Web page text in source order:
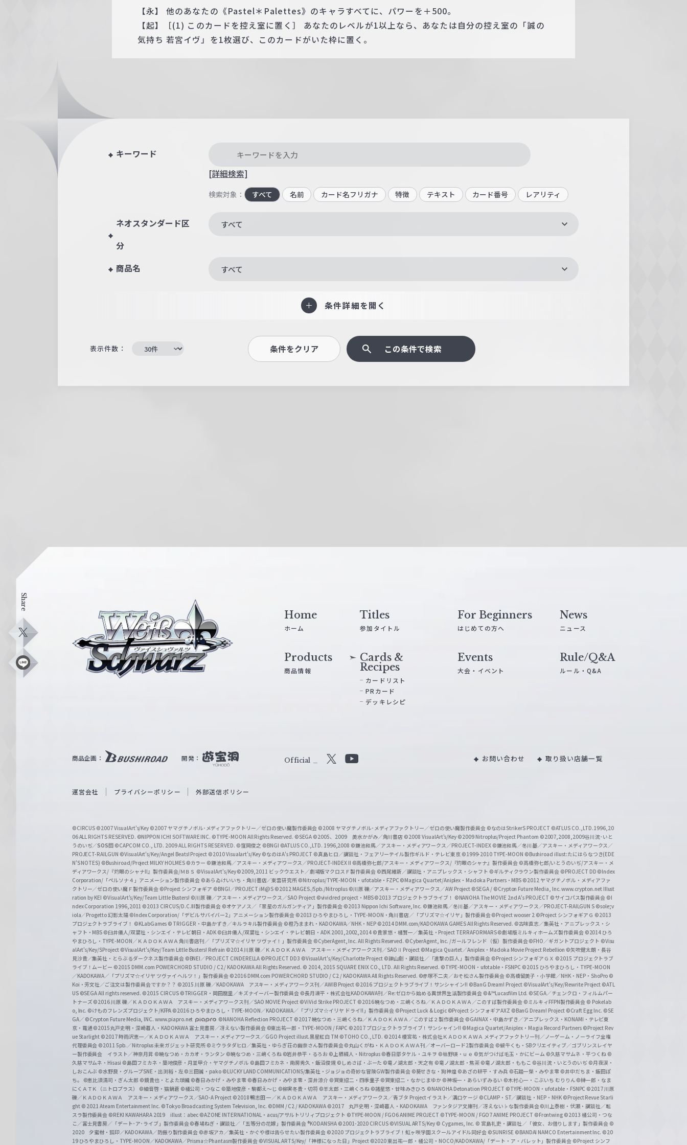
【永】 他のあなたの《Pastel＊Palettes》のキャラすべてに、パワーを＋500。
【起】［(1) このカードを控え室に置く］ あなたのレベルが1以上なら、あなたは自分の控え室の「誠の
気持ち 若宮イヴ」を1枚選び、このカードがいた枠に置く。
キーワード
[詳細検索]
検索対象： すべて 名前 カード名フリガナ 特徴 テキスト カード番号 レアリティ
ネオスタンダード区
分
すべて
商品名 すべて
条件詳細を開く
表示件数： 条件をクリア この条件で検索
Share
X
L
ス
W
i
c
h
w
a
r
z
Home
ホーム
Titles
参加タイトル
For Beginners
はじめての方へ
News
ニュース
Products
商品情報
Cards &
Recipes
カードリスト
PRカード
デッキレシピ
Events
大会・イベント
Rule/Q&A
ルール・Q&A
商品企画： 開発： Official
Y
b
e
O
f
f
i
c
i
a
l
C
h
a
n
n
e
l
お問い合わせ 取り扱い店舗一覧
運営会社 プライバシーポリシー 外部送信ポリシー
©CIRCUS ©2007 VisualArt's/Key ©2007 ヤマグチノボル･メディアファクトリー／ゼロの使い魔製作委員会 ©2008 ヤマグチノボル･メディアファクトリー／ゼロの使い魔製作委員会 ©なのはStrikerS PROJECT ©ATLUS CO.,LTD.1996,20
06 ALL RIGHTS RESERVED. ©NIPPON ICHI SOFTWARE INC. ©TYPE-MOON All Rights Reserved. ©SEGA ©2005、2009 美水かがみ／角川書店 ©2008 VisualArt's/Key ©2009 Nitroplus/Project Phantom ©2007,2008,2009谷川流･いと
うのいぢ／SOS団 ©CAPCOM CO., LTD. 2009 ALL RIGHTS RESERVED. ©窪岡俊之 ©BNGI ©ATLUS CO.,LTD. 1996,2008 ©鎌池和馬／アスキー・メディアワークス／PROJECT-INDEX ©鎌池和馬／冬川基／アスキー・メディアワークス／
PROJECT-RAILGUN ©VisualArt's/Key/Angel Beats! Project ©2010 Visualart's/Key ©なのはA's PROJECT ©真島ヒロ／講談社・フェアリーテイル製作ギルド・テレビ東京 ©1999-2010 TYPE-MOON ©Bushiroad illust:たにはらなつき(EDE
N'S NOTES) ©Bushiroad/Project MILKY HOLMES ©カラー ©鎌池和馬／アスキー・メディアワークス／PROJECT-INDEX II ©高橋弥七郎/アスキー・メディアワークス/『灼眼のシャナ』製作委員会 ©高橋弥七郎/いとうのいぢ/アスキー・メ
ディアワークス/『灼眼のシャナII』製作委員会/ＭＢＳ ©VisualArt's/Key©2009,2011 ビックウエスト／劇場版マクロスＦ製作委員会 ©西尾維新／講談社・アニプレックス・シャフト ©ギルティクラウン製作委員会 ©PROJECT DD ©Index
Corporation/「ペルソナ４」アニメーション製作委員会 ©あらゐけいいち・角川書店／東雲研究所 ©Nitroplus/TYPE-MOON・ufotable・FZPC ©Magica Quartet/Aniplex・Madoka Partners・MBS ©2012 ヤマグチノボル・メディアファ
クトリー／ゼロの使い魔Ｆ製作委員会 ©Project シンフォギア ©BNGI／PROJECT iM@S ©2012 MAGES./5pb./Nitroplus ©川原 礫／アスキー・メディアワークス／AW Project ©SEGA / ©Crypton Future Media, Inc. www.crypton.net Illust
ration by KEI ©VisualArt's/Key/Team Little Busters! ©川原 礫／アスキー・メディアワークス／SAO Project ©vividred project・MBS ©2013 プロジェクトラブライブ！ ©NANOHA The MOVIE 2nd A's PROJECT ©サイコパス製作委員会 ©I
ndex Corporation 1996,2011 ©2013 CIRCUS/D.C.III製作委員会 ©オケアノス／「翠星のガルガンティア」製作委員会 ©2013 Nippon Ichi Software, Inc. ©鎌池和馬／冬川基／アスキー・メディアワークス／PROJECT-RAILGUN S ©sole;v
iola／Progetto 幻影太陽 ©Index Corporation/「デビルサバイバー2」アニメーション製作委員会 ©2013 ひろやまひろし・TYPE-MOON・角川書店／「プリズマ☆イリヤ」製作委員会©Project wooser 2 ©Project シンフォギアＧ ©2013
プロジェクトラブライブ！ ©KLabGames © TRIGGER・中島かずき／キルラキル製作委員会 ©橙乃ままれ・KADOKAWA／NHK・NEP ©2014 DMM.com/KADOKAWA GAMES All Rights Reserved. ©古味直志／集英社・アニプレックス・シ
ャフト・MBS ©臼井儀人/双葉社・シンエイ・テレビ朝日・ADK ©臼井儀人/双葉社・シンエイ・テレビ朝日・ADK 2001,2002,2014 ©貴家悠・橘賢一／集英社・Project TERRAFORMARS©劇場版ミルキィホームズ製作委員会 ©2014 ひろ
やまひろし・TYPE-MOON／ＫＡＤＯＫＡＷＡ 角川書店刊／「プリズマ☆イリヤ ツヴァイ！」製作委員会 ©CyberAgent, Inc. All Rights Reserved. ©CyberAgent, Inc. /ガールフレンド（仮）製作委員会©FHO／ギガントプロジェクト ©Visu
alArt's/Key/SProject ©VisualArt's/Key/Team Little Busters! Refrain ©2014 川原 礫／ＫＡＤＯＫＡＷＡ アスキー・メディアワークス刊／SAOⅡ Project ©Magica Quartet／Aniplex・Madoka Movie Project Rebellion ©矢吹健太朗・長谷
見沙貴／集英社・とらぶるダークネス製作委員会 ©BNEI／PROJECT CINDERELLA ©PROJECT DD3 ©VisualArt's/Key/Charlotte Project ©諫山創・講談社／「進撃の巨人」製作委員会 ©Project シンフォギアＧＸ ©2015 プロジェクトラブ
ライブ！ムービー ©2015 DMM.com POWERCHORD STUDIO / C2 / KADOKAWA All Rights Reserved. © 2014, 2015 SQUARE ENIX CO., LTD. All Rights Reserved. ©TYPE-MOON・ufotable・FSNPC ©2015 ひろやまひろし・TYPE-MOON
／KADOKAWA／「プリズマ☆イリヤ ツヴァイ ヘルツ！」製作委員会 ©2016 DMM.com POWERCHORD STUDIO / C2 / KADOKAWA All Rights Reserved. ©赤塚不二夫／おそ松さん製作委員会 ©高橋留美子・小学館／NHK・NEP・ShoPro ©
Koi・芳文社／ご注文は製作委員会ですか？？ ©2015 川原 礫／KADOKAWA アスキー・メディアワークス刊／AWIB Project ©2016 プロジェクトラブライブ！サンシャイン!! ©BanG Dream! Project ©VisualArt's/Key/Rewrite Project ©ATL
US ©SEGA All rights reserved. ©2015 CIRCUS ©TRIGGER・岡田麿里／キズナイーバー製作委員会 ©長月達平・株式会社KADOKAWA刊／Re:ゼロから始める異世界生活製作委員会 ©&™Lucasfilm Ltd. ©SEGA／チェンクロ・フィルムパー
トナーズ©2016 川原 礫／ＫＡＤＯＫＡＷＡ アスキー・メディアワークス刊／SAO MOVIE Project ©ViVid Strike PROJECT ©2016 暁なつめ・三嶋くろね／ＫＡＤＯＫＡＷＡ／このすば製作委員会 ©ミルキィFFPN製作委員会 © Pokelab
o, Inc. ©けものフレンズプロジェクト/KFPA ©2016 ひろやまひろし・TYPE-MOON／KADOKAWA／「プリズマ☆イリヤ ドライ!!」製作委員会 ©Project Luck & Logic ©Project シンフォギアAXZ ©BanG Dream! Project ©Craft Egg Inc. ©SE
GA／ ©Crypton Future Media, INC. www.piapro.net
©NANOHA Reflection PROJECT ©2017 暁なつめ・三嶋くろね／ＫＡＤＯＫＡＷＡ／このすば２製作委員会 ©GAINAX・中島かずき／アニプレックス・KONAMI・テレビ東
京・電通 ©2015丸戸史明・深崎暮人・KADOKAWA 富士見書房／冴えない製作委員会 ©東出祐一郎・TYPE-MOON / FAPC ©2017 プロジェクトラブライブ！サンシャイン!! ©Magica Quartet/Aniplex・Magia Record Partners ©Project Rev
ue Starlight ©2017 時雨沢恵一／ＫＡＤＯＫＡＷＡ アスキー・メディアワークス／GGO Project illust.黒星紅白 TM ©TOHO CO., LTD. ©2014 榎宮祐・株式会社ＫＡＤＯＫＡＷＡ メディアファクトリー刊／ノーゲーム・ノーライフ全権
代理委員会 ©2011 5pb.／Nitroplus 未来ガジェット研究所 ©ミウラタダヒロ／集英社・ゆらぎ荘の幽奈さん製作委員会©丸山くがね・ＫＡＤＯＫＡＷＡ刊／オーバーロード2製作委員会 ©蝸牛くも・SBクリエイティブ／ゴブリンスレイヤ
ー製作委員会 イラスト／神奈月昇 ©暁なつめ・カカオ・ランタン ©暁なつめ・三嶋くろね ©岩井恭平・るろお ©上栖綴人・Nitroplus ©春日部タケル・ユキヲ ©枯野瑛・ｕｅ ©気がつけば毛玉・かにビーム ©久慈マサムネ・平つくね ©
久慈マサムネ・Hisasi ©島田フミカネ・築地俊彦・月並甲介・ヤマグチノボル ©島田フミカネ・南房秀久・飯沼俊規 ©しめさば・ぶーた ©竜ノ湖太郎・天之有 ©竜ノ湖太郎・焦茶 ©竜ノ湖太郎・ももこ ©谷川流・いとうのいぢ ©月夜涙・
しおこんぶ ©水野良・グループSNE・出渕裕・左©三田誠・pako ©LUCKY LAND COMMUNICATIONS/集英社・ジョジョの奇妙な冒険GW製作委員会 ©葵せきな・狗神煌 ©あざの耕平・すみ兵 ©石踏一榮・みやま零 ©井中だちま・飯田ぽ
ち。
©恵比須清司・ぎん太郎 ©鏡貴也・とよた瑣織 ©春日みかげ・みやま零 ©春日みかげ・みやま零・深井涼介 ©賀東招二・四季童子 ©賀東招二・なかじまゆか ©神坂一・あらいずみるい ©木村心一・こぶいち むりりん ©榊一郎・なま
にくＡＴＫ（ニトロプラス） ©細音啓・猫鍋蒼 ©橘公司・つなこ ©築地俊彦・駒都え～じ ©柳実冬貴・切符 ©羊太郎・三嶋くろね ©諸星悠・甘味みきひろ ©NANOHA Detonation PROJECT ©TYPE-MOON・ufotable・FSNPC ©2017 川原
礫／ＫＡＤＯＫＡＷＡ アスキー・メディアワークス／SAO-A Project ©2018 鴨志田 一／ＫＡＤＯＫＡＷＡ アスキー・メディアワークス／青ブタ Project イラスト／溝口ケージ ©CLAMP・ST／講談社・NEP・NHK ©Project Revue Starli
ght © 2021 Ateam Entertainment Inc. ©Tokyo Broadcasting System Television, Inc. ©DMM / C2 / KADOKAWA ©2017 丸戸史明・深崎暮人・KADOKAWA ファンタジア文庫刊／冴えない♭な製作委員会©川上泰樹・伏瀬・講談社／転
スラ製作委員会 ©REKI KAWAHARA 2019 illust：abec ©AZONE INTERNATIONAL・acus/アサルトリリィプロジェクト ©TYPE-MOON / FGO6 ANIME PROJECT ©TYPE-MOON / FGO7 ANIME PROJECT ©Frontwing ©2013 橘公司・つな
こ／富士見書房／「デート･ア･ライブ」製作委員会©春場ねぎ・講談社／「五等分の花嫁」製作委員会 ®KODANSHA ©2001-2020 CIRCUS ©VISUAL ARTS/Key © Cygames, Inc. © 宮島礼吏・講談社／「彼女、お借りします」製作委員会 ©
2020 夕蜜柑・狐印／KADOKAWA／防振り製作委員会 ©赤坂アカ／集英社・かぐや様は告らせたい製作委員会 ©2020 プロジェクトラブライブ！虹ヶ咲学園スクールアイドル同好会 ©SUNRISE ©BANDAI NAMCO Entertainment Inc. ©20
19 ひろやまひろし・TYPE-MOON／KADOKAWA／Prisma☆Phantasm製作委員会 ©VISUAL ARTS/Key/「神様になった日」Project ©2020 東出祐一郎・橘公司・NOCO/KADOKAWA/「デート・ア・バレット」製作委員会 ©Project シンフ